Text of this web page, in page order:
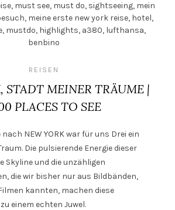
REISEN
STADT MEINER TRÄUME |
PLACES TO SEE
NEW YORK war für uns Drei ein
Die pulsierende Energie dieser
Skyline und die unzähligen
die wir bisher nur aus Bildbänden,
kannten, machen diese
einem echten Juwel.